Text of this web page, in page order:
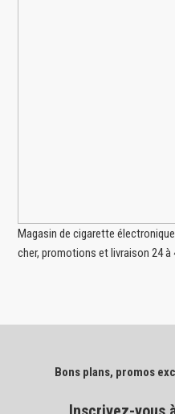
Magasin de cigarette
cher, promotions et livraison 24
Bons plans, promos